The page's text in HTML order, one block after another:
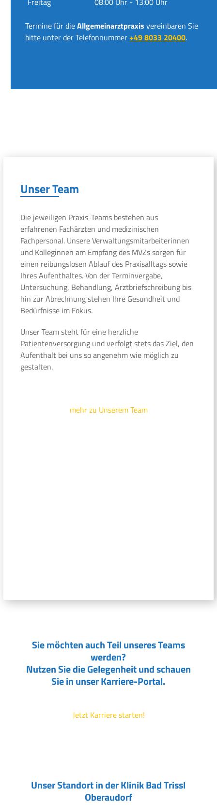
Termine für dieAllgemeinarztpraxis vereinbaren Sie
bitte unter der Telefonnummer+49 8033 20400.
Unser Team
Die jeweiligen Praxis-Teams bestehen aus
erfahrenen Fachärzten und medizinischen
Fachpersonal. Unsere Verwaltungsmitarbeiterinnen
und Kolleginnen am Empfang des MVZs sorgen für
einen reibungslosen Ablauf des Praxisalltags sowie
Ihres Aufenthaltes. Von der Terminvergabe,
Untersuchung, Behandlung, Arztbriefschreibung bis
hin zur Abrechnung stehen Ihre Gesundheit und
Bedürfnisse im Fokus.
Unser Team steht für eine herzliche
Patientenversorgung und verfolgt stets das Ziel, den
Aufenthalt bei uns so angenehm wie möglich zu
gestalten.
mehr zu Unserem Team
Sie möchten auch Teil unseres Teams
werden?
Nutzen Sie die Gelegenheit und schauen
Sie in unser Karriere-Portal.
Jetzt Karriere starten!
Unser Standort in der Klinik Bad Trissl
Oberaudorf